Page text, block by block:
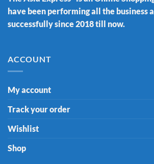
have been performing all the business
successfully since 2018 till now.
ACCOUNT
My account
Track your order
Wishlist
Shop